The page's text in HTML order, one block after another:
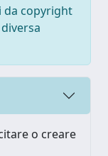
da copyright
o creare